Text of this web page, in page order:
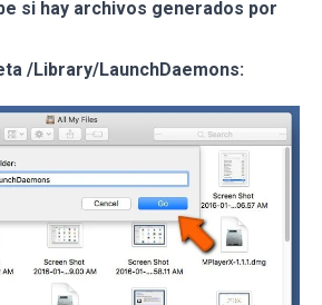
si hay archivos generados por
/Library/LaunchDaemons: